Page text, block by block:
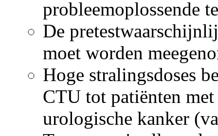
probleemoplossende
De
moet worden
Hoge stralingsdoses
CTU tot patiënten
urologische kanker